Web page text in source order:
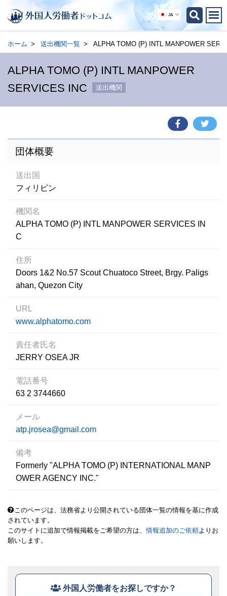
JA
ホーム 送出機関一覧 ALPHA TOMO (P) INTL MANPOWER
ALPHA TOMO (P) INTL MANPOWER
SERVICES INC
送出機関
団体概要
送出国
フィリピン
機関名
ALPHA TOMO (P) INTL MANPOWER SERVICES IN
C
住所
Doors 1&2 No.57 Scout Chuatoco Street, Brgy. Paligs
ahan, Quezon City
URL
www.alphatomo.com
責任者氏名
JERRY OSEA JR
電話番号
63 2 3744660
メール
atp.jrosea@gmail.com
備考
Formerly "ALPHA TOMO (P) INTERNATIONAL MANP
OWER AGENCY INC."
このページは、法務省より公開されている団体一覧の情報を基に作成
されています。
このサイトに追加で情報掲載をご希望の方は、情報追加のご依頼よりお
願いします。
外国人労働者をお探しですか？